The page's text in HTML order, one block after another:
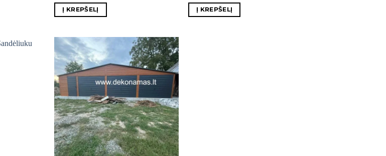
was:
€3.500,00.
Į KREPŠELĮ was:
€9.000,00.
Į KREPŠELĮ
Mėgstamiausias